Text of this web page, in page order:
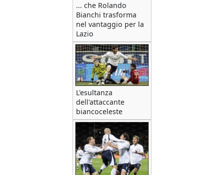
... che Rolando
Bianchi trasforma
nel vantaggio per la
Lazio
L'esultanza
dell'attaccante
biancoceleste